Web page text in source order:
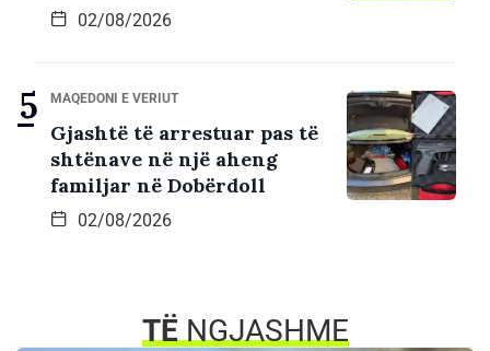
02/08/2026
MAQEDONI E VERIUT
Gjashtë të arrestuar pas të
shtënave në një aheng
familjar në Dobërdoll
02/08/2026
TËNGJASHME